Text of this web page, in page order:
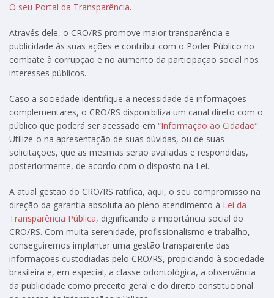
O seu Portal da Transparência.
Através dele, o CRO/RS promove maior transparência e
publicidade às suas ações e contribui com o Poder Público no
combate à corrupção e no aumento da participação social nos
interesses públicos.
Caso a sociedade identifique a necessidade de informações
complementares, o CRO/RS disponibiliza um canal direto com o
público que poderá ser acessado em “Informação ao Cidadão”.
Utilize-o na apresentação de suas dúvidas, ou de suas
solicitações, que as mesmas serão avaliadas e respondidas,
posteriormente, de acordo com o disposto na Lei.
A atual gestão do CRO/RS ratifica, aqui, o seu compromisso na
direção da garantia absoluta ao pleno atendimento à Lei da
Transparência Pública, dignificando a importância social do
CRO/RS. Com muita serenidade, profissionalismo e trabalho,
conseguiremos implantar uma gestão transparente das
informações custodiadas pelo CRO/RS, propiciando à sociedade
brasileira e, em especial, a classe odontológica, a observância
da publicidade como preceito geral e do direito constitucional